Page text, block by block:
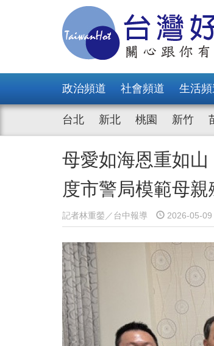
政治頻道 社會頻道 生活頻
台北 新北 桃園 新竹
母愛如海恩重如
度市警局模範母親
記者林重鎣／台中報導 2026-05-09